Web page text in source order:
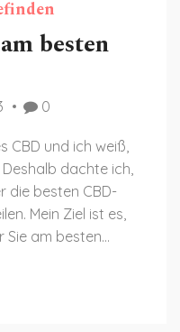
besten
0
CBD und ich weiß,
dachte ich,
die besten CBD-
Mein Ziel ist es,
Sie am besten
die Ihnen